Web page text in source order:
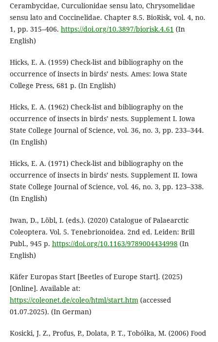
Cerambycidae, Curculionidae sensu lato, Chrysomelidae
sensu lato and Coccinelidae. Chapter 8.5. BioRisk, vol. 4, no.
1, pp. 315–406. https://doi.org/10.3897/biorisk.4.61 (In
English)
Hicks, E. A. (1959) Check-list and bibliography on the
occurrence of insects in birds’ nests. Ames: Iowa State
College Press, 681 p. (In English)
Hicks, E. A. (1962) Check-list and bibliography on the
occurrence of insects in birds’ nests. Supplement I. Iowa
State College Journal of Science, vol. 36, no. 3, pp. 233–344.
(In English)
Hicks, E. A. (1971) Check-list and bibliography on the
occurrence of insects in birds’ nests. Supplement II. Iowa
State College Journal of Science, vol. 46, no. 3, pp. 123–338.
(In English)
Iwan, D., Löbl, I. (eds.). (2020) Catalogue of Palaearctic
Coleoptera. Vol. 5. Tenebrionoidea. 2nd ed. Leiden: Brill
Publ., 945 p. https://doi.org/10.1163/9789004434998(In
English)
Käfer Europas Start [Beetles of Europe Start]. (2025)
[Online]. Available at:
https://coleonet.de/coleo/html/start.htm (accessed
01.07.2025). (In German)
Kosicki, J. Z., Profus, P., Dolata, P. T., Tobółka, M. (2006) Food